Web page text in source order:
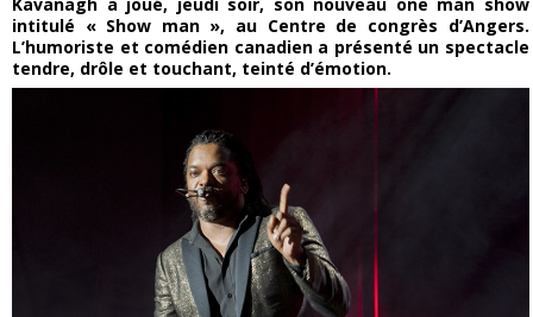
intitulé « Show man », au Centre de congrès d’Angers.
L’humoriste et comédien canadien a présenté un spectacle
tendre, drôle et touchant, teinté d’émotion.